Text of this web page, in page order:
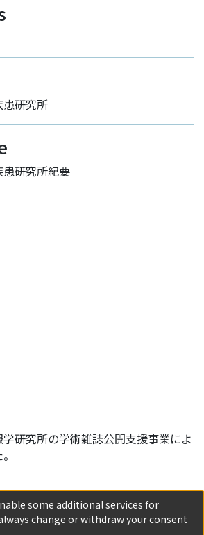
研究所
研究所紀要
研究所の学術雑誌公開支援事業によ
2433/52217
some additional services for
always change or withdraw your consent